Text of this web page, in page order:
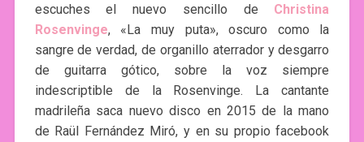
escuches el nuevo sencillo de Christina
Rosenvinge, «La muy puta», oscuro como la
sangre de verdad, de organillo aterrador y desgarro
de guitarra gótico, sobre la voz siempre
indescriptible de la Rosenvinge. La cantante
madrileña saca nuevo disco en 2015 de la mano
de Raül Fernández Miró, y en su propio facebook